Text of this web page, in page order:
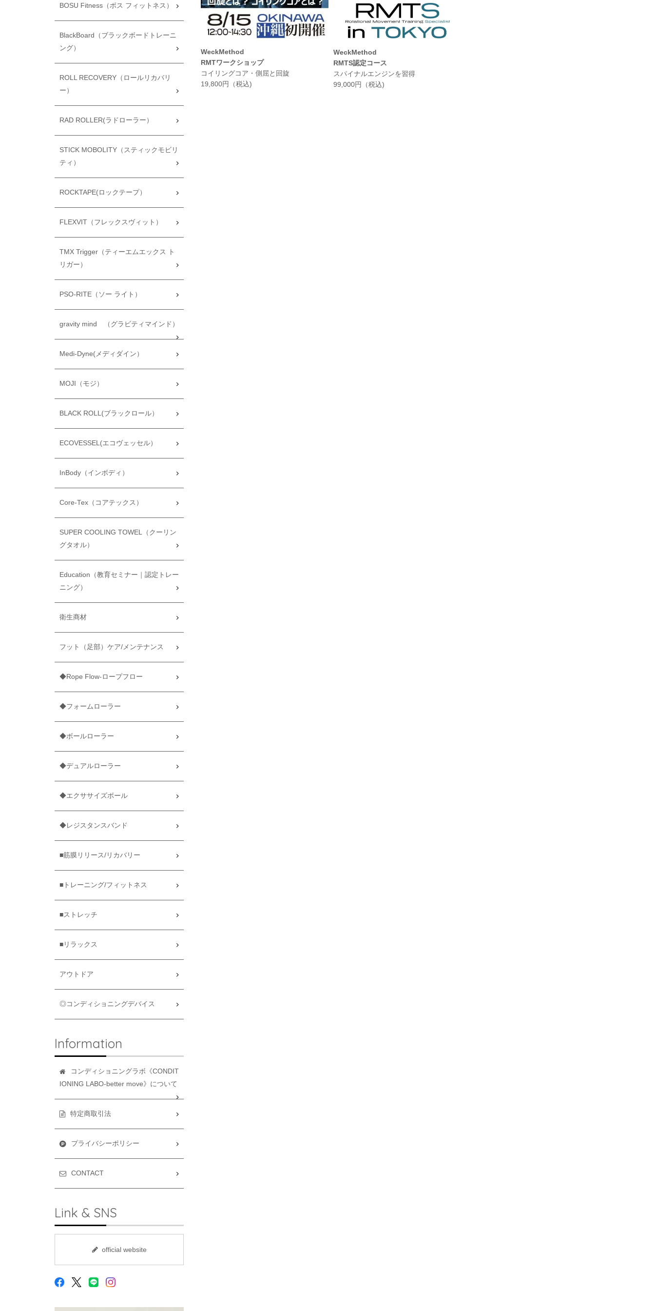
WeckMethod
RMTワークショップ
コイリングコア・側屈と回旋
19,800円（税込)
WeckMethod
RMTS認定コース
スパイナルエンジンを習得
99,000円（税込)
BOSU Fitness（ボス フィットネス）
BlackBoard（ブラックボードトレーニ
ング）
ROLL RECOVERY（ロールリカバリ
ー）
RAD ROLLER(ラドローラー）
STICK MOBOLITY（スティックモビリ
ティ）
ROCKTAPE(ロックテープ）
FLEXVIT（フレックスヴィット）
TMX Trigger（ティーエムエックス ト
リガー）
PSO-RITE（ソー ライト）
gravity mind （グラビティマインド）
Medi-Dyne(メディダイン）
MOJI（モジ）
BLACK ROLL(ブラックロール）
ECOVESSEL(エコヴェッセル）
InBody（インボディ）
Core-Tex（コアテックス）
SUPER COOLING TOWEL（クーリン
グタオル）
Education（教育セミナー｜認定トレー
ニング）
衛生商材
フット（足部）ケア/メンテナンス
◆Rope Flow-ロープフロー
◆フォームローラー
◆ボールローラー
◆デュアルローラー
◆エクササイズボール
◆レジスタンスバンド
■筋膜リリース/リカバリー
■トレーニング/フィットネス
■ストレッチ
■リラックス
アウトドア
◎コンディショニングデバイス
Information
コンディショニングラボ《CONDIT
IONING LABO-better move》について
特定商取引法
プライバシーポリシー
CONTACT
Link & SNS
official website